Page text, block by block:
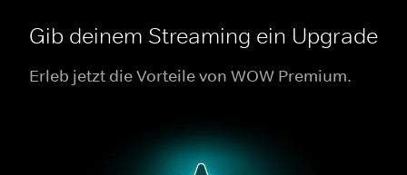
Gib deinem Streaming ein Upgrade
Erleb jetzt die Vorteile von WOW Premium.